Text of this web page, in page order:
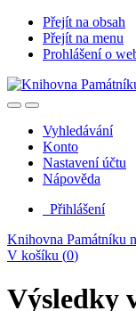
Přejít na obsah
Přejít na menu
Prohlášení o
Vyhledávání
Konto
Nastavení účtu
Nápověda
Přihlášení
Knihovna Památníku
V košíku (0)
Výsledky